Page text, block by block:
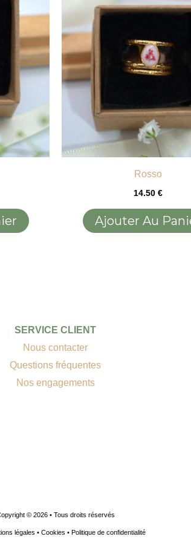
Rosso
14.50 €
Ajouter Au
SERVICE CLIENT
Nous contacter
Questions fréquentes
Nos engagements
© 2026 • Tous droits réservés
légales • Cookies • Politique de confidentialité